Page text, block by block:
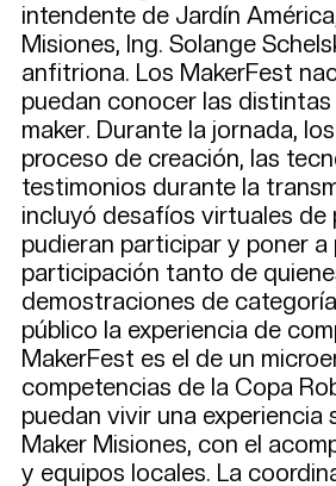
intendente de Jardín
Misiones, Ing. Solange
anfitriona. Los MakerFest
puedan conocer las
maker. Durante la jornada,
proceso de creación, las
testimonios durante la
incluyó desafíos virtuales
pudieran participar y poner
participación tanto de
demostraciones de
público la experiencia de
MakerFest es el de un
competencias de la Copa
puedan vivir una
Maker Misiones, con el
y equipos locales. La